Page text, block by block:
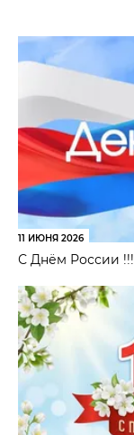
11 ИЮНЯ 2026
С Днём России !!!